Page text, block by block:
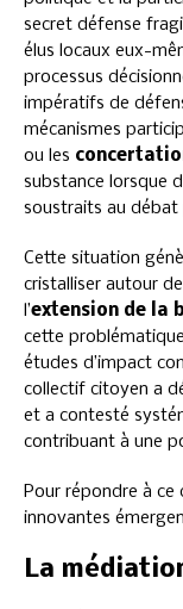
secret défense
élus locaux eux-
processus
impératifs de
mécanismes
ou les
substance lorsque
soustraits au débat
Cette situation
cristalliser autour
l’extension de la
cette
études d’impact
collectif citoyen a
et a contesté
contribuant à une
Pour répondre à
innovantes
La